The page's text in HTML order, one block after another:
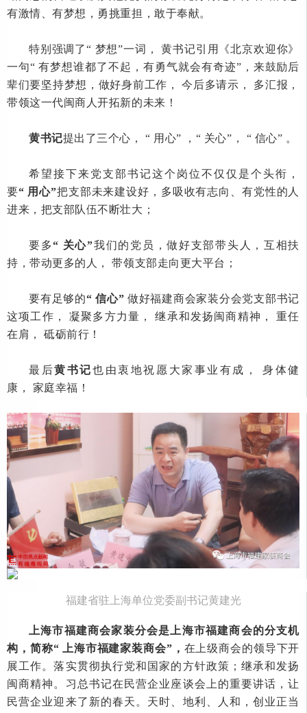
有激情、有梦想，勇挑重担，敢于奉献。
特别强调了“ 梦想”一词， 黄书记引用《北京欢迎你》
一句“ 有梦想谁都了不起，有勇气就会有奇迹”，来鼓励后
辈们要坚持梦想，做好身前工作， 今后多请示， 多汇报，
带领这一代闽商人开拓新的未来！
黄书记提出了三个心， “ 用心” ，“ 关心”， “ 信心” 。
希望接下来党支部书记这个岗位不仅仅是个头衔，
要“ 用心”把支部未来建设好，多吸收有志向、有党性的人
进来，把支部队伍不断壮大；
要多“ 关心”我们的党员，做好支部带头人，互相扶
持，带动更多的人，
带领支部走向更大平台；
要有足够的“ 信心” 做好福建商会家装分会党支部书记
这项工作， 凝聚多方力量， 继承和发扬闽商精神， 重任
在肩， 砥砺前行！
最后黄书记也由衷地祝愿大家事业有成，
身体健
康，
家庭幸福！
福建省驻上海单位党委副书记黄建光
上海市福建商会家装分会是上海市福建商会的分支机
构，简称“ 上海市福建家装商会”， 在上级商会的领导下开
展工作。落实贯彻执行党和国家的方针政策；继承和发扬
闽商精神。习总书记在民营企业座谈会上的重要讲话，让
民营企业迎来了新的春天。天时、地利、人和，创业正当